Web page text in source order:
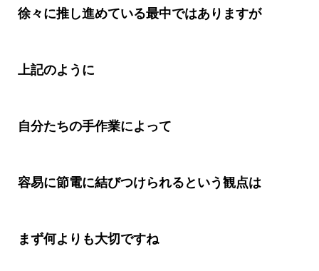
徐々に推し進めている最中ではありますが
上記のように
自分たちの手作業によって
容易に節電に結びつけられるという観点は
まず何よりも大切ですね